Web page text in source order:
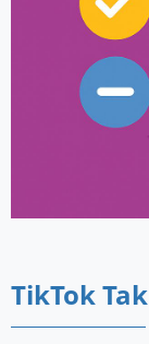
TikTok